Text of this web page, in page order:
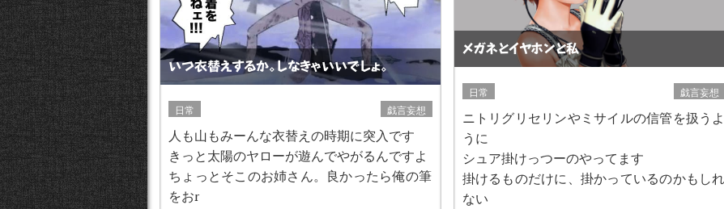
いつ衣替えするか。しなきゃいいでしょ。
日常 戯言妄想
人も山もみーんな衣替えの時期に突入です
きっと太陽のヤローが遊んでやがるんですよ
ちょっとそこのお姉さん。良かったら俺の筆
をおr
メガネとイヤホンと私
日常 戯言妄想
ニトリグリセリンやミサイルの信管を扱うよ
うに
シュア掛けっつーのやってます
掛けるものだけに、掛かっているのかもしれ
ない